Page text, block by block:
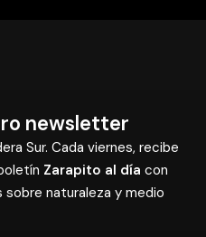
newsletter
Sur. Cada viernes, recibe
Zarapito al día con
naturaleza y medio